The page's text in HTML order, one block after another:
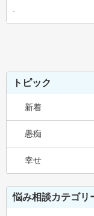
-
トピック
新着
愚痴
幸せ
悩み相談カテゴリ